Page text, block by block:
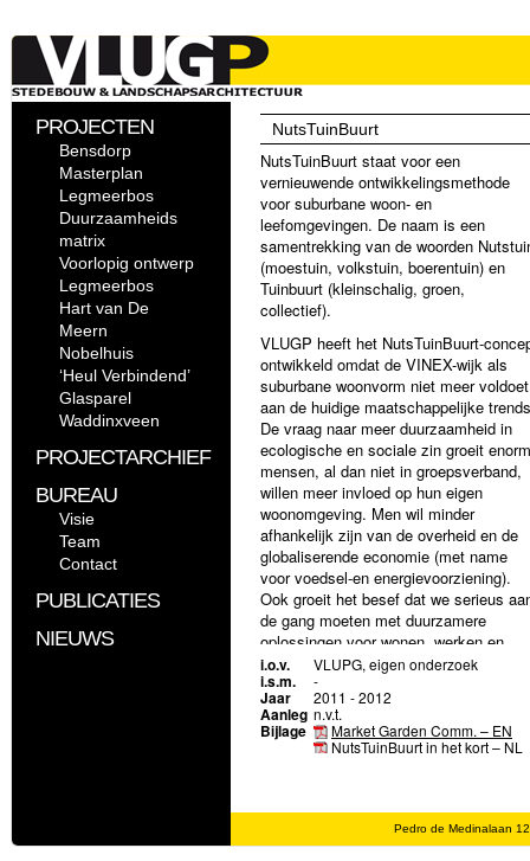
PROJECTEN
Bensdorp
Masterplan
Legmeerbos
Duurzaamheids
matrix
Voorlopig ontwerp
Legmeerbos
Hart van De
Meern
Nobelhuis
‘Heul Verbindend’
Glasparel
Waddinxveen
PROJECTARCHIEF
BUREAU
Visie
Team
Contact
PUBLICATIES
NIEUWS
NutsTuinBuurt
NutsTuinBuurt staat voor een
vernieuwende ontwikkelingsmethode
voor suburbane woon- en
leefomgevingen. De naam is een
samentrekking van de woorden
(moestuin, volkstuin, boerentuin) en
Tuinbuurt (kleinschalig, groen,
collectief).
VLUGP heeft het NutsTuinBuurt-
ontwikkeld omdat de VINEX-wijk als
suburbane woonvorm niet meer voldoet
aan de huidige maatschappelijke
De vraag naar meer duurzaamheid in
ecologische en sociale zin groeit
mensen, al dan niet in groepsverband,
willen meer invloed op hun eigen
woonomgeving. Men wil minder
afhankelijk zijn van de overheid en de
globaliserende economie (met name
voor voedsel-en energievoorziening).
Ook groeit het besef dat we serieus
de gang moeten met duurzamere
oplossingen voor wonen, werken en
recreatie.
Andersom is het ook evident dat de
overheid zich op vele terreinen
en zich steeds meer op een beperkt
aantal verantwoordelijkheden
groen, zoals stadslandbouw en
volkstuinen, ook als woon-decor of
i.o.v. VLUPG, eigen onderzoek
i.s.m. -
Jaar 2011 - 2012
Aanleg n.v.t.
Bijlage
Market Garden Comm. – EN
NutsTuinBuurt in het kort – NL
Pedro de Medinalaan